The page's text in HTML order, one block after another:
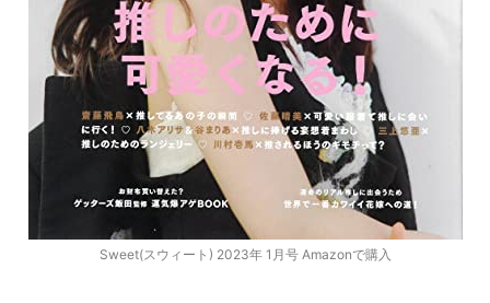
Sweet(スウィート) 2023年 1月号 Amazonで購入